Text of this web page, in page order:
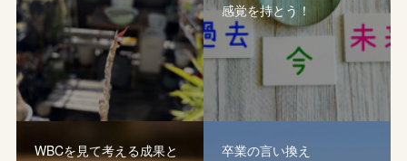
感覚を持とう！
WBCを見て考える成果と
卒業の言い換え